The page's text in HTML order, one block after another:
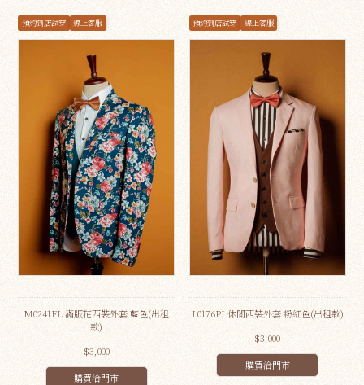
預約到店試穿 線上客服
M0241FL 滿版花西裝外套 藍色(出租
款)
$3,000
購買洽門市
預約到店試穿 線上客服
L0176PI 休閒西裝外套 粉紅色(出租款)
$3,000
購買洽門市